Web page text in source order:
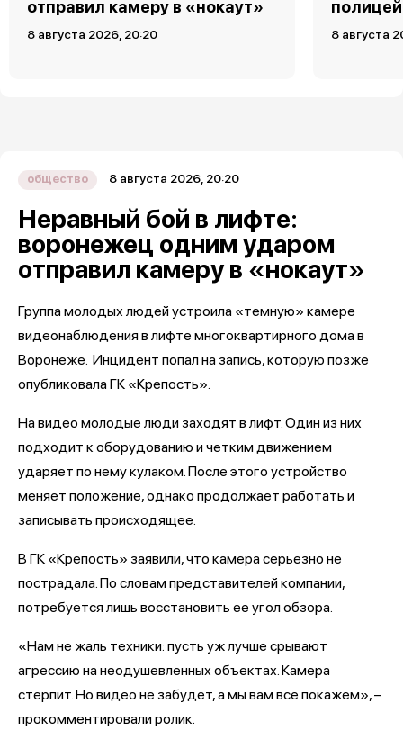
отправил камеру в «нокаут»
8 августа 2026, 20:20 8 августа
общество 8 августа 2026, 20:20
Неравный бой в лифте:
воронежец одним ударом
отправил камеру в «нокаут»
Группа молодых людей устроила «темную» камере
видеонаблюдения в лифте многоквартирного дома в
Воронеже. Инцидент попал на запись, которую позже
опубликовала ГК «Крепость».
На видео молодые люди заходят в лифт. Один из них
подходит к оборудованию и четким движением
ударяет по нему кулаком. После этого устройство
меняет положение, однако продолжает работать и
записывать происходящее.
В ГК «Крепость» заявили, что камера серьезно не
пострадала. По словам представителей компании,
потребуется лишь восстановить ее угол обзора.
«Нам не жаль техники: пусть уж лучше срывают
агрессию на неодушевленных объектах. Камера
стерпит. Но видео не забудет, а мы вам все покажем», –
прокомментировали ролик.